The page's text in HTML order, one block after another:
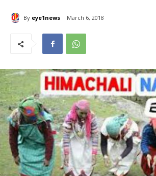
By eye1news March 6, 2018